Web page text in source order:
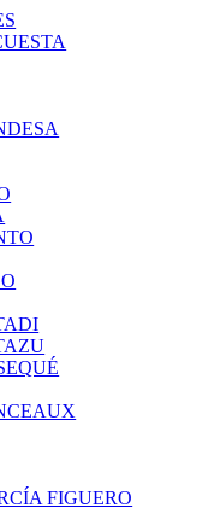
FIGUERO